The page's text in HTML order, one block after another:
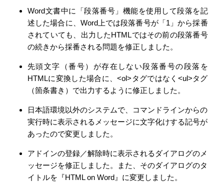
Word文書中に「段落番号」機能を使用して段落を記
述した場合に、Word上では段落番号が「1」から採番
されていても、出力したHTMLではその前の段落番号
の続きから採番される問題を修正しました。
先頭文字（番号）が存在しない段落番号の段落を
HTMLに変換した場合に、<ol>タグではなく<ul>タグ
（箇条書き）で出力するように修正しました。
日本語環境以外のシステムで、コマンドラインからの
実行時に表示されるメッセージに文字化けする記号が
あったので変更しました。
アドインの登録／解除時に表示されるダイアログのメ
ッセージを修正しました。また、そのダイアログのタ
イトルを『HTML on Word』に変更しました。